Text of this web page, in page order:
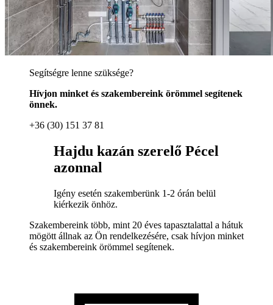
Segítségre lenne szüksége?
Hívjon minket és szakembereink örömmel segítenek
önnek.
+36 (30) 151 37 81
Hajdu kazán szerelő Pécel
azonnal
Igény esetén szakemberünk 1-2 órán belül
kiérkezik önhöz.
Szakembereink több, mint 20 éves tapasztalattal a hátuk
mögött állnak az Ön rendelkezésére, csak hívjon minket
és szakembereink örömmel segítenek.